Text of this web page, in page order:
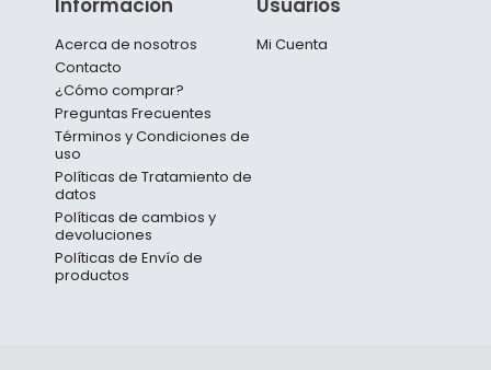
Información
Acerca de nosotros
Contacto
¿Cómo comprar?
Preguntas Frecuentes
Términos y Condiciones de
uso
Políticas de Tratamiento de
datos
Políticas de cambios y
devoluciones
Políticas de Envío de
productos
Usuarios
Mi Cuenta